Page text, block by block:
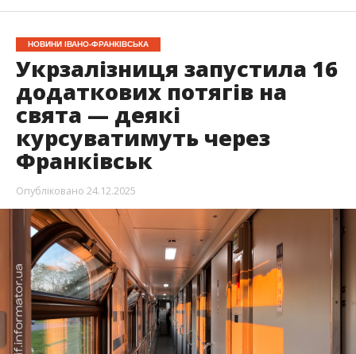
НОВИНИ ІВАНО-ФРАНКІВСЬКА
Укрзалізниця запустила 16
додаткових потягів на
свята — деякі
курсуватимуть через
Франківськ
Опубліковано 24.12.2025